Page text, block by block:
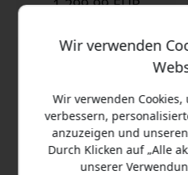
Wir verwenden
Wir verwenden
verbessern,
anzuzeigen und
Durch Klicken auf „Alle
unserer